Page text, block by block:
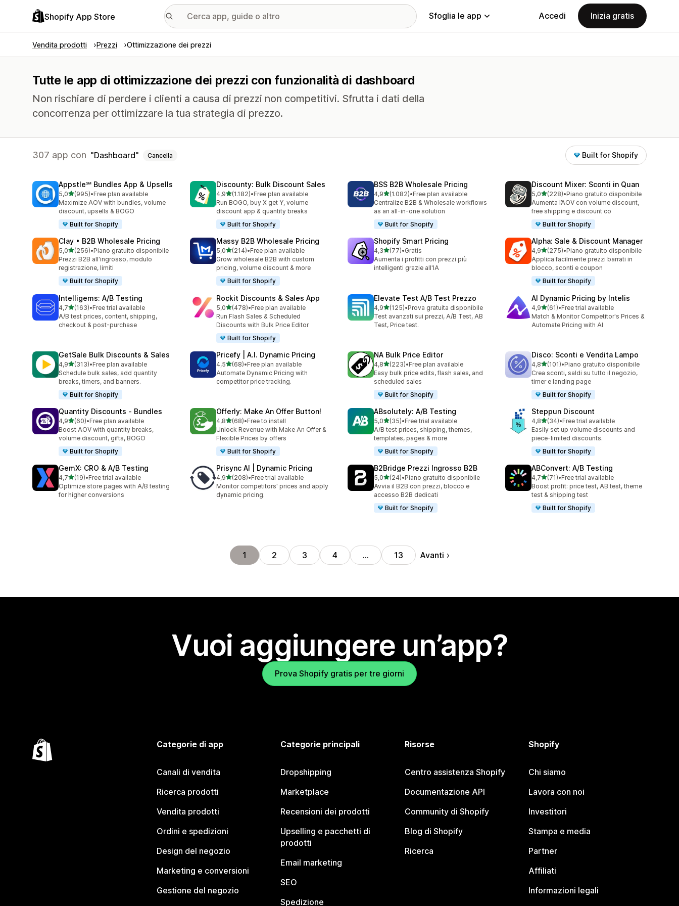
Shopify App Store Sfoglia le app Accedi Inizia gratis
Vendita prodotti Prezzi Ottimizzazione dei prezzi
Tutte le app di ottimizzazione dei prezzi con funzionalità di dashboard
Non rischiare di perdere i clienti a causa di prezzi non competitivi. Sfrutta i dati della
concorrenza per ottimizzare la tua strategia di prezzo.
307 app con Dashboard Cancella Built for Shopify
Appstle℠ Bundles App & Upsells
5,0stelle su 5
(995)
995 recensioni totali
•Free plan available
Maximize AOV with bundles, volume
discount, upsells & BOGO
Built for Shopify
Discounty: Bulk Discount Sales
4,9stelle su 5
(1.182)
1182 recensioni totali
•Free plan available
Run BOGO, buy X get Y, volume
discount app & quantity breaks
Built for Shopify
BSS B2B Wholesale Pricing
4,9stelle su 5
(1.082)
1082 recensioni totali
•Free plan available
Centralize B2B & Wholesale workflows
as an all-in-one solution
Built for Shopify
Discount Mixer: Sconti in Quan
5,0stelle su 5
(228)
228 recensioni totali
•Piano gratuito disponibile
Aumenta l’AOV con volume discount,
free shipping e discount co
Built for Shopify
Clay • B2B Wholesale Pricing
5,0stelle su 5
(256)
256 recensioni totali
•Piano gratuito disponibile
Prezzi B2B all'ingrosso, modulo
registrazione, limiti
Built for Shopify
Massy B2B Wholesale Pricing
5,0stelle su 5
(214)
214 recensioni totali
•Free plan available
Grow wholesale B2B with custom
pricing, volume discount & more
Built for Shopify
Shopify Smart Pricing
4,3stelle su 5
(77)
77 recensioni totali
•Gratis
Aumenta i profitti con prezzi più
intelligenti grazie all'IA
Alpha: Sale & Discount Manager
4,9stelle su 5
(275)
275 recensioni totali
•Piano gratuito disponibile
Applica facilmente prezzi barrati in
blocco, sconti e coupon
Built for Shopify
Intelligems: A/B Testing
4,7stelle su 5
(163)
163 recensioni totali
•Free trial available
A/B test prices, content, shipping,
checkout & post-purchase
Rockit Discounts & Sales App
5,0stelle su 5
(478)
478 recensioni totali
•Free plan available
Run Flash Sales & Scheduled
Discounts with Bulk Price Editor
Built for Shopify
Elevate Test A/B Test Prezzo
4,9stelle su 5
(125)
125 recensioni totali
•Prova gratuita disponibile
Test avanzati sui prezzi, A/B Test, AB
Test, Price test.
AI Dynamic Pricing by Intelis
4,9stelle su 5
(61)
61 recensioni totali
•Free trial available
Match & Monitor Competitor's Prices &
Automate Pricing with AI
GetSale Bulk Discounts & Sales
4,9stelle su 5
(313)
313 recensioni totali
•Free plan available
Schedule bulk sales, add quantity
breaks, timers, and banners.
Built for Shopify
Pricefy | A.I. Dynamic Pricing
4,5stelle su 5
(68)
68 recensioni totali
•Free plan available
Automate Dynamic Pricing with
competitor price tracking.
NA Bulk Price Editor
4,8stelle su 5
(223)
223 recensioni totali
•Free plan available
Easy bulk price edits, flash sales, and
scheduled sales
Built for Shopify
Disco: Sconti e Vendita Lampo
4,8stelle su 5
(101)
101 recensioni totali
•Piano gratuito disponibile
Crea sconti, saldi su tutto il negozio,
timer e landing page
Built for Shopify
Quantity Discounts ‑ Bundles
4,9stelle su 5
(60)
60 recensioni totali
•Free plan available
Boost AOV with quantity breaks,
volume discount, gifts, BOGO
Built for Shopify
Offerly: Make An Offer Button!
4,8stelle su 5
(68)
68 recensioni totali
•Free to install
Unlock Revenue with Make An Offer &
Flexible Prices by offers
Built for Shopify
ABsolutely: A/B Testing
5,0stelle su 5
(35)
35 recensioni totali
•Free trial available
A/B test prices, shipping, themes,
templates, pages & more
Built for Shopify
Steppun Discount
4,8stelle su 5
(34)
34 recensioni totali
•Free trial available
Easily set up volume discounts and
piece-limited discounts.
Built for Shopify
GemX: CRO & A/B Testing
4,7stelle su 5
(19)
19 recensioni totali
•Free trial available
Optimize store pages with A/B testing
for higher conversions
Prisync AI | Dynamic Pricing
4,9stelle su 5
(208)
208 recensioni totali
•Free trial available
Monitor competitors' prices and apply
dynamic pricing.
B2Bridge Prezzi Ingrosso B2B
5,0stelle su 5
(24)
24 recensioni totali
•Piano gratuito disponibile
Avvia il B2B con prezzi, blocco e
accesso B2B dedicati
Built for Shopify
ABConvert: A/B Testing
4,7stelle su 5
(71)
71 recensioni totali
•Free trial available
Boost profit: price test, AB test, theme
test & shipping test
Built for Shopify
1 2 3 4 … 13 Avanti
Vuoi aggiungere un’app?
Prova Shopify gratis per tre giorni
Categorie di app
Canali di vendita
Ricerca prodotti
Vendita prodotti
Ordini e spedizioni
Design del negozio
Marketing e conversioni
Gestione del negozio
Categorie principali
Dropshipping
Marketplace
Recensioni dei prodotti
Upselling e pacchetti di
prodotti
Email marketing
SEO
Spedizione
Risorse
Centro assistenza Shopify
Documentazione API
Community di Shopify
Blog di Shopify
Ricerca
Shopify
Chi siamo
Lavora con noi
Investitori
Stampa e media
Partner
Affiliati
Informazioni legali